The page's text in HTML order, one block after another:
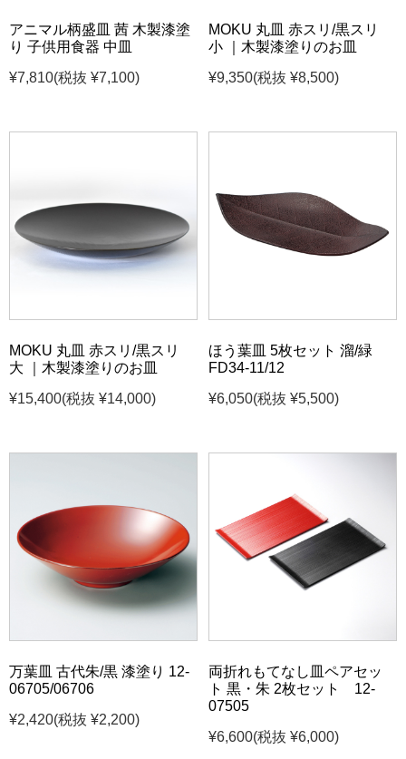
アニマル柄盛皿 茜 木製漆塗
り 子供用食器 中皿
¥7,810(税抜 ¥7,100)
MOKU 丸皿 赤スリ/黒スリ
小 ｜木製漆塗りのお皿
¥9,350(税抜 ¥8,500)
MOKU 丸皿 赤スリ/黒スリ
大 ｜木製漆塗りのお皿
¥15,400(税抜 ¥14,000)
ほう葉皿 5枚セット 溜/緑
FD34-11/12
¥6,050(税抜 ¥5,500)
万葉皿 古代朱/黒 漆塗り 12-
06705/06706
¥2,420(税抜 ¥2,200)
両折れもてなし皿ペアセッ
ト 黒・朱 2枚セット 12-
07505
¥6,600(税抜 ¥6,000)